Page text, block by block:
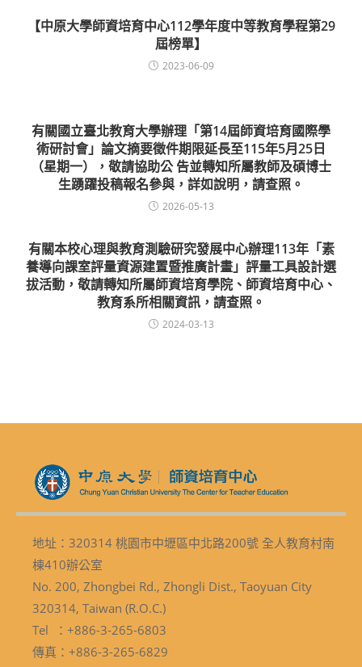
【中原大學師資培育中心112學年度中等教育學程第29
屆榜單】
2023-06-09
有關國立臺北教育大學辦理「第14屆師資培育國際學
術研討會」論文摘要徵件期限延長至115年5月25日
（星期一），敬請協助公 告並轉知所屬教師及碩博士
生踴躍投稿報名參與，詳如說明，請查照。
2026-05-13
有關本校心理與教育測驗研究發展中心辦理113年「素
養導向課室評量資源建置暨推廣計畫」評量工具設計選
拔活動，敬請轉知所屬師資培育學院、師資培育中心、
教育系所相關資訊，請查照。
2024-03-13
地址：320314 桃園市中壢區中北路200號 全人教育村南
棟410辦公室
No. 200, Zhongbei Rd., Zhongli Dist., Taoyuan City
320314, Taiwan (R.O.C.)
Tel ：+886-3-265-6803
傳真：+886-3-265-6829